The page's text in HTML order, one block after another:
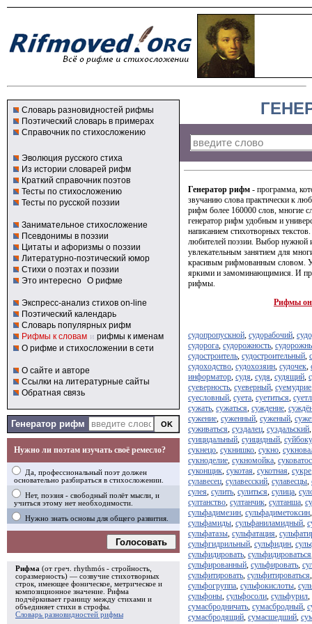
Словарь разновидностей рифмы
Поэтический словарь в примерах
Справочник по стихосложению
Эволюция русского стиха
Из истории словарей рифм
Краткий справочник поэтов
Тесты по стихосложению
Тесты по русской поэзии
Занимательное стихосложение
Псевдонимы в поэзии
Цитаты и афоризмы о поэзии
Литературно-поэтический юмор
Стихи о поэтах и поэзии
Это интересно О рифме
Экспресс-анализ стихов on-line
Поэтический календарь
Словарь популярных рифм
Рифмы к словам и рифмы к именам
О рифме и стихосложении в сети
О сайте и авторе
Ссылки на литературные сайты
Обратная связь
Генератор рифм
Нужно ли поэтам изучать своё ремесло?
Да, профессиональный поэт должен
основательно разбираться в стихосложении.
Нет, поэзия - свободный полёт мысли, и
учиться этому нет необходимости.
Нужно знать основы для общего развития.
Голосовать
Рифма (от греч. rhythmós - стройность,
соразмерность) — созвучие стихотворных
строк, имеющее фоническое, метрическое и
композиционное значение. Рифма
подчёркивает границу между стихами и
объединяет стихи в строфы
Словарь разновидностей рифмы
Генератор рифм - программа,
звучанию слова практически к
рифм более 160000 слов, многие
генератор рифм удобным и
написанием стихотворных
любителей поэзии. Выбор нужной
увлекательным занятием для
красивым рифмованным словом.
яркими и замоминающимися. И
рифмы.
Рифмы
судопропускной, судорабочий,
судорога, судорожность,
судостроитель, судостроительный,
судоходство, судохозяин, судочек,
информатор, судя, судя, судящий,
суеверность, суеверный, суемудрие
суесловный, суета, суетиться,
сужать, сужаться, суждение,
сужение, суженный, суженый,
суживаться, суздалец, суздальский
суицидальный, суицидный,
сукнецо, сукнишко, сукно,
сукноделие, сукномойка,
суконщик, сукотая, сукотная, сукре
сулавесец, сулавесский, сулавесцы,
сулея, сулить, сулиться, сулица,
султанство, султанчик, султанша,
сульфадимезин, сульфадиметоксин
сульфамиды, сульфаниламидный,
сульфатазы, сульфатация,
сульфгидрильный, сульфидин,
сульфидировать, сульфидироваться
сульфированный, сульфировать,
сульфитировать, сульфитироваться
сульфогруппа, сульфокислоты,
сульфоны, сульфосоли, сульфурил,
сумасбродничать, сумасбродный,
сумасбродящий, сумасшедший,